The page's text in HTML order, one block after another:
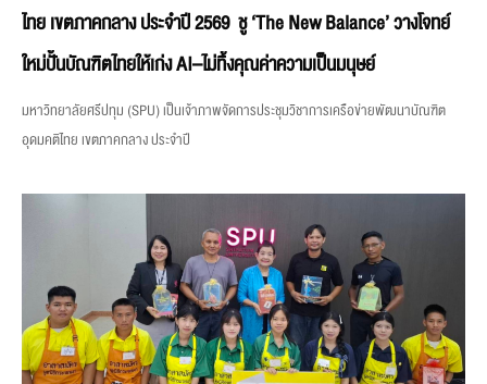
ไทย เขตภาคกลาง ประจำปี 2569 ชู ‘The New Balance’ วางโจทย์
ใหม่ปั้นบัณฑิตไทยให้เก่ง AI–ไม่ทิ้งคุณค่าความเป็นมนุษย์
มหาวิทยาลัยศรีปทุม (SPU) เป็นเจ้าภาพจัดการประชุมวิชาการเครือข่ายพัฒนาบัณฑิต
อุดมคติไทย เขตภาคกลาง ประจำปี